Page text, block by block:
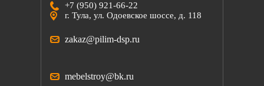
+7 (950) 921-66-22
г. Тула, ул. Одоевское шоссе, д. 118
zakaz@pilim-dsp.ru
mebelstroy@bk.ru